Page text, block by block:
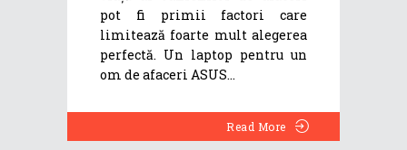
pot fi primii factori care
limitează foarte mult alegerea
perfectă. Un laptop pentru un
om de afaceri ASUS
Read More